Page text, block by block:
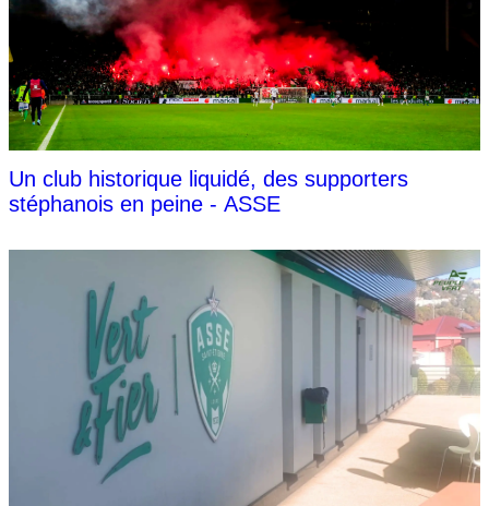
Un club historique liquidé, des supporters
stéphanois en peine - ASSE